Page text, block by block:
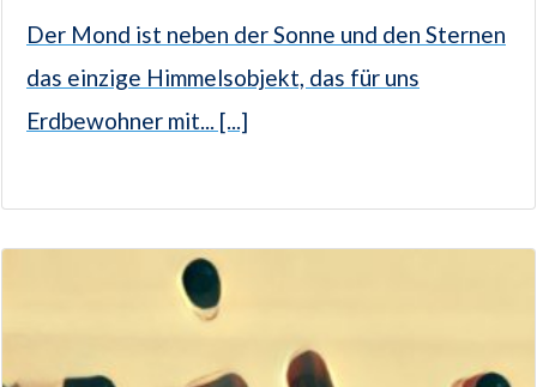
Der Mond ist neben der Sonne und den Sternen
das einzige Himmelsobjekt, das für uns
Erdbewohner mit... [...]